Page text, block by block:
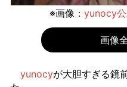
※画像： yunocy公
画像
yunocyが大胆すぎる鏡